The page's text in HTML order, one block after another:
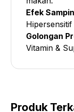
Efek
Golongan
Vitamin &
Produk